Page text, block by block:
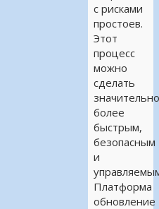
с рисками
простоев.
Этот
процесс
можно
сделать
более
быстрым,
безопасным
и
Платформа
обновление